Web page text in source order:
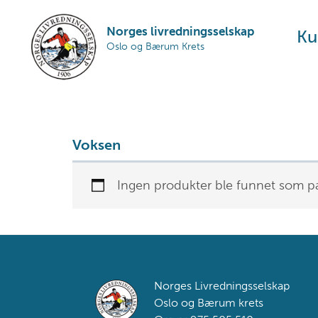
primary
navigation
content
footer
Norges livredningsselskap
Oslo og Bærum Krets
Voksen
Ingen produkter ble funnet som
Norges Livredningsselskap
Oslo og Bærum krets